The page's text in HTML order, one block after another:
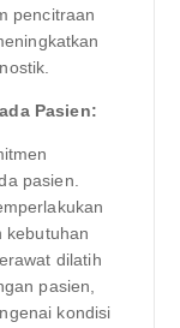
pencitraan
Pasien:
pasien.
kebutuhan
dilatih
pasien,
kondisi